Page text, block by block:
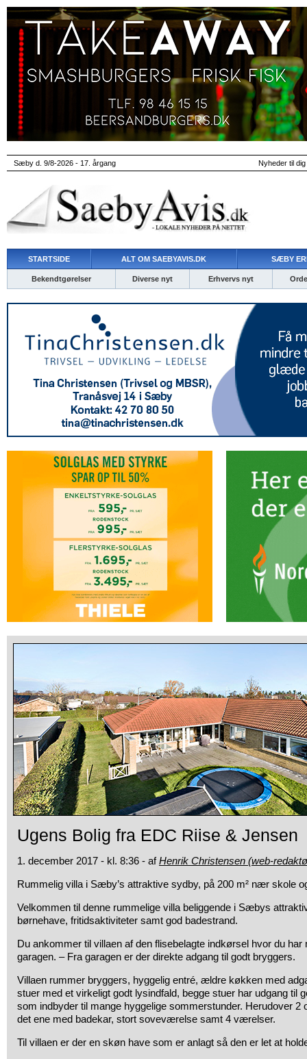
Sæby d. 9/8-2026 - 17. årgang Nyheder til
STARTSIDE ALT OM SAEBYAVIS.DK SÆBY
Bekendtgørelser Diverse nyt Erhvervs nyt
Ugens Bolig fra EDC Riise & Jensen
1. december 2017 - kl. 8:36 - afHenrik Christensen (web-
Rummelig villa i Sæby’s attraktive sydby, på 200 m² nær skole
Velkommen til denne rummelige villa beliggende i Sæbys
børnehave, fritidsaktiviteter samt god badestrand.
Du ankommer til villaen af den flisebelagte indkørsel hvor du har
garagen. – Fra garagen er der direkte adgang til godt bryggers.
Villaen rummer bryggers, hyggelig entré, ældre køkken med
stuer med et virkeligt godt lysindfald, begge stuer har udgang til
som indbyder til mange hyggelige sommerstunder. Herudover 2
det ene med badekar, stort soveværelse samt 4 værelser.
Til villaen er der en skøn have som er anlagt så den er let at